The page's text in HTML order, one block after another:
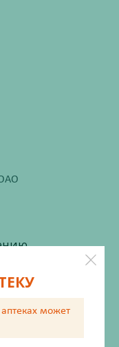
может